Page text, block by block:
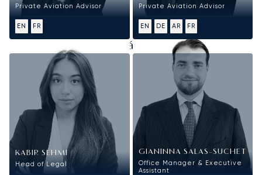
Private Aviation Advisor
EN FR
Private Aviation Advisor
EN DE AR FR
HR, jog és adminisztráció
KABIR SEHMI
Head of Legal
GIANINNA SALAS-SUCHET
Office Manager & Executive
Assistant